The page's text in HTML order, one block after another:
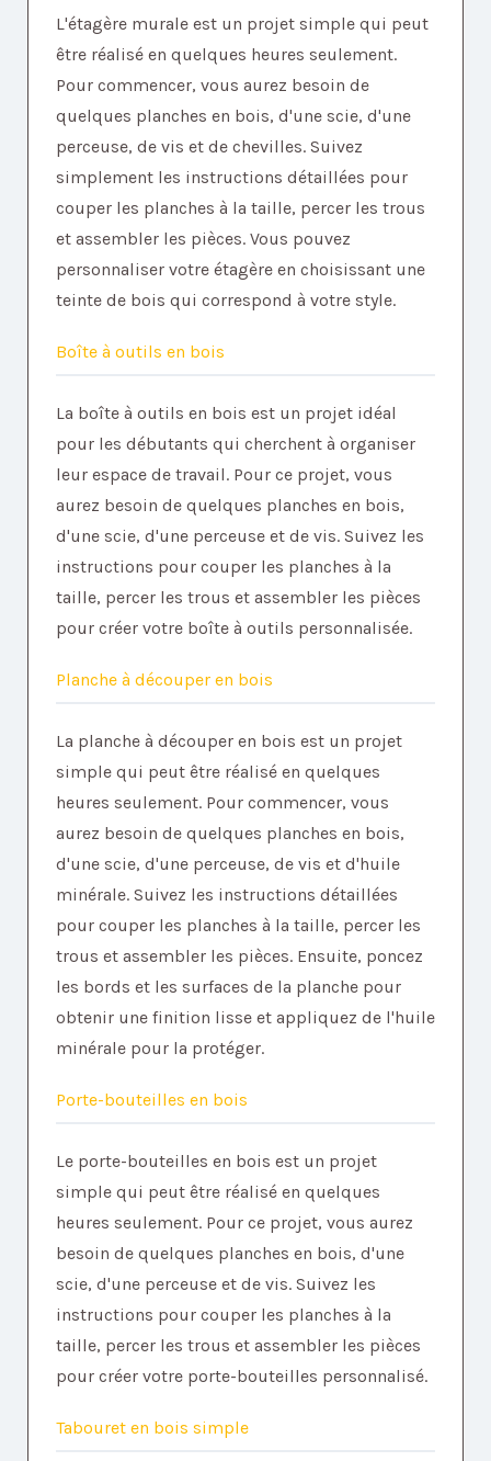
L'étagère murale est un projet simple qui peut
être réalisé en quelques heures seulement.
Pour commencer, vous aurez besoin de
quelques planches en bois, d'une scie, d'une
perceuse, de vis et de chevilles. Suivez
simplement les instructions détaillées pour
couper les planches à la taille, percer les trous
et assembler les pièces. Vous pouvez
personnaliser votre étagère en choisissant une
teinte de bois qui correspond à votre style.
Boîte à outils en bois
La boîte à outils en bois est un projet idéal
pour les débutants qui cherchent à organiser
leur espace de travail. Pour ce projet, vous
aurez besoin de quelques planches en bois,
d'une scie, d'une perceuse et de vis. Suivez les
instructions pour couper les planches à la
taille, percer les trous et assembler les pièces
pour créer votre boîte à outils personnalisée.
Planche à découper en bois
La planche à découper en bois est un projet
simple qui peut être réalisé en quelques
heures seulement. Pour commencer, vous
aurez besoin de quelques planches en bois,
d'une scie, d'une perceuse, de vis et d'huile
minérale. Suivez les instructions détaillées
pour couper les planches à la taille, percer les
trous et assembler les pièces. Ensuite, poncez
les bords et les surfaces de la planche pour
obtenir une finition lisse et appliquez de l'huile
minérale pour la protéger.
Porte-bouteilles en bois
Le porte-bouteilles en bois est un projet
simple qui peut être réalisé en quelques
heures seulement. Pour ce projet, vous aurez
besoin de quelques planches en bois, d'une
scie, d'une perceuse et de vis. Suivez les
instructions pour couper les planches à la
taille, percer les trous et assembler les pièces
pour créer votre porte-bouteilles personnalisé.
Tabouret en bois simple